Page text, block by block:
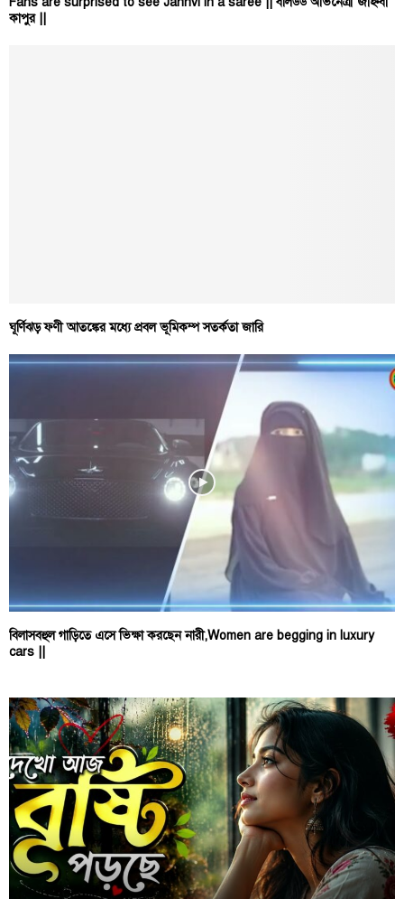
কাপুর ||
ঘূর্ণিঝড় ফণী আতঙ্কের মধ্যে প্রবল ভূমিকম্প সতর্কতা জারি
বিলাসবহুল গাড়িতে এসে ভিক্ষা করছেন নারী,Women are begging in luxury
cars ||